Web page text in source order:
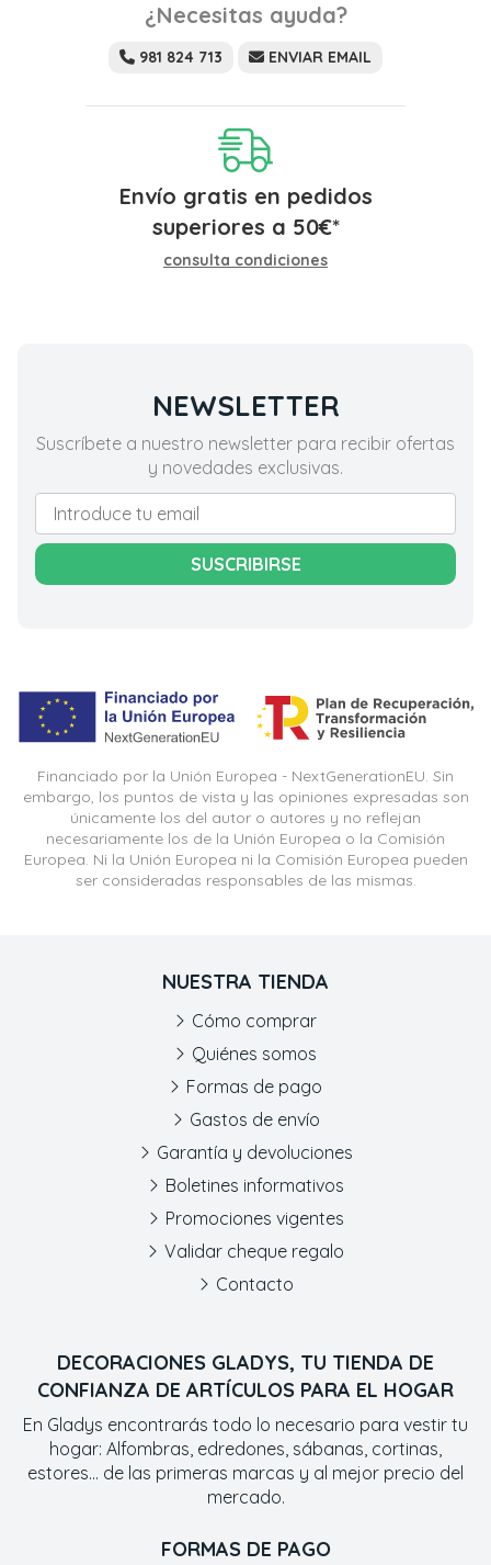
¿Necesitas ayuda?
981 824 713 ENVIAR EMAIL
Envío gratis en pedidos
superiores a 50€*
consulta condiciones
NEWSLETTER
Suscríbete a nuestro newsletter para recibir ofertas
y novedades exclusivas.
SUSCRIBIRSE
Financiado por la Unión Europea - NextGenerationEU. Sin
embargo, los puntos de vista y las opiniones expresadas son
únicamente los del autor o autores y no reflejan
necesariamente los de la Unión Europea o la Comisión
Europea. Ni la Unión Europea ni la Comisión Europea pueden
ser consideradas responsables de las mismas.
DECORACIONES GLADYS, TU TIENDA DE
CONFIANZA DE ARTÍCULOS PARA EL HOGAR
En Gladys encontrarás todo lo necesario para vestir tu
hogar: Alfombras, edredones, sábanas, cortinas,
estores... de las primeras marcas y al mejor precio del
mercado.
FORMAS DE PAGO
NUESTRA TIENDA
Cómo comprar
Quiénes somos
Formas de pago
Gastos de envío
Garantía y devoluciones
Boletines informativos
Promociones vigentes
Validar cheque regalo
Contacto